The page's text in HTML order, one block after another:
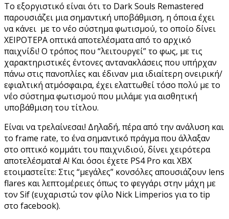
Το εξοργιστικό είναι ότι το Dark Souls Remastered
παρουσιάζει μια σημαντική υποβάθμιση, η όποια έχει
να κάνει με το νέο σύστημα φωτισμού, το οποίο δίνει
ΧΕΙΡΟΤΕΡΑ οπτικά αποτελέσματα από το αρχικό
παιχνίδι! Ο τρόπος που “λειτουργεί” το φως, με τις
χαρακτηριστικές έντονες αντανακλάσεις που υπήρχαν
πάνω στις πανοπλίες και έδιναν μια ιδιαίτερη ονειρική/
εφιαλτική ατμόσφαιρα, έχει ελαττωθεί τόσο πολύ με το
νέο σύστημα φωτισμού που μιλάμε για αισθητική
υποβάθμιση του τίτλου.
Είναι να τρελαίνεσαι! Δηλαδή, πέρα από την ανάλυση και
το frame rate, το ένα σημαντικό πράγμα που άλλαξαν
στο οπτικό κομμάτι του παιχνιδιού, δίνει χειρότερα
αποτελέσματα! Α! Και όσοι έχετε PS4 Pro και ΧΒΧ
ετοιμαστείτε: Στις “μεγάλες” κονσόλες απουσιάζουν lens
flares και λεπτομέρειες όπως το φεγγάρι στην μάχη με
τον Sif (ευχαριστώ τον φίλο Nick Limperios για το tip
στο facebook).